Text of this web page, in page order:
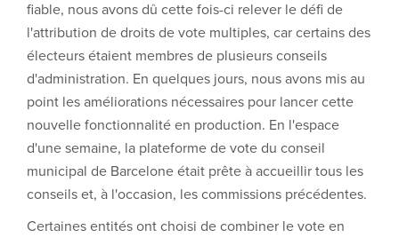
fiable, nous avons dû cette fois-ci relever le défi de
l'attribution de droits de vote multiples, car certains des
électeurs étaient membres de plusieurs conseils
d'administration. En quelques jours, nous avons mis au
point les améliorations nécessaires pour lancer cette
nouvelle fonctionnalité en production. En l'espace
d'une semaine, la plateforme de vote du conseil
municipal de Barcelone était prête à accueillir tous les
conseils et, à l'occasion, les commissions précédentes.
Certaines entités ont choisi de combiner le vote en